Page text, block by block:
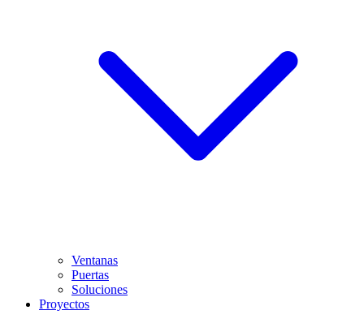
Ventanas
Puertas
Soluciones
Proyectos